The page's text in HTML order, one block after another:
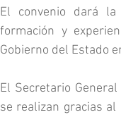
El convenio dará
formación y
Gobierno del Estado
El Secretario
se realizan gracias